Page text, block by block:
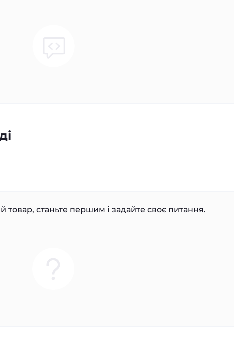
товар, станьте першим і задайте своє питання.